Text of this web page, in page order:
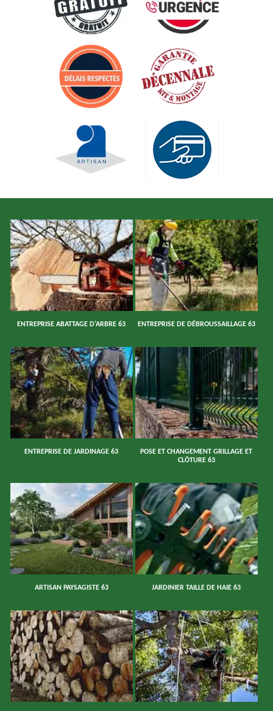
ENTREPRISE ABATTAGE D'ARBRE 63 ENTREPRISE DE DÉBROUSSAILLAGE 63
ENTREPRISE DE JARDINAGE 63
POSE ET CHANGEMENT GRILLAGE ET
CLÔTURE 63
ARTISAN PAYSAGISTE 63 JARDINIER TAILLE DE HAIE 63